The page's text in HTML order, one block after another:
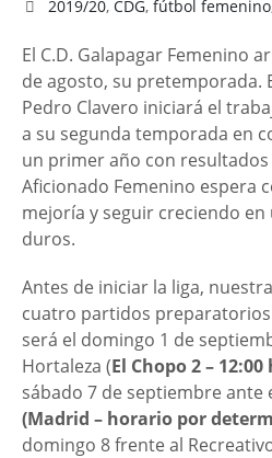
2019/20,CDG,fútbol femenino
El C.D. Galapagar Femenino
de agosto, su
Pedro Clavero iniciará el
a su segunda temporada en
un primer año con
Aficionado Femenino espera
mejoría y seguir creciendo
duros.
Antes de iniciar la liga,
cuatro partidos
será el domingo 1 de
Hortaleza (El Chopo 2 – 12:00
sábado 7 de septiembre ante
(Madrid – horario por
domingo 8 frente al